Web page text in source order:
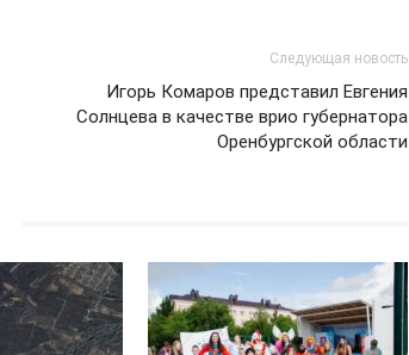
Следующая новость
Игорь Комаров представил Евгения
Солнцева в качестве врио губернатора
Оренбургской области